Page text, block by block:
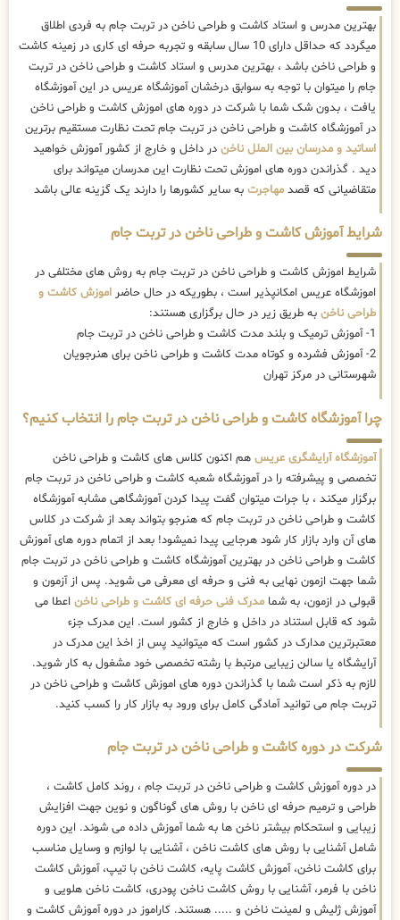
بهترین مدرس و استاد کاشت و طراحی ناخن در تربت جام به فردی اطلاق
میگردد که حداقل دارای 10 سال سابقه و تجربه حرفه ای کاری در زمینه کاشت
و طراحی ناخن باشد ، بهترین مدرس و استاد کاشت و طراحی ناخن در تربت
جام را میتوان با توجه به سوابق درخشان آموزشگاه عریس در این آموزشگاه
یافت ، بدون شک شما با شرکت در دوره های اموزش کاشت و طراحی ناخن
در آموزشگاه کاشت و طراحی ناخن در تربت جام تحت نظارت مستقیم برترین
اساتید و مدرسان بین الملل ناخن در داخل و خارج از کشور آموزش خواهید
دید . گذراندن دوره های اموزش تحت نظارت این مدرسان میتواند برای
متقاضیانی که قصد مهاجرت به سایر کشورها را دارند یک گزینه عالی باشد
شرایط آموزش کاشت و طراحی ناخن در تربت جام
شرایط اموزش کاشت و طراحی ناخن در تربت جام به روش های مختلفی در
اموزشگاه عریس امکانپذیر است ، بطوریکه در حال حاضر اموزش کاشت و
طراحی ناخن به طریق زیر در حال برگزاری هستند:
1- آموزش ترمیک و بلند مدت کاشت و طراحی ناخن در تربت جام
2- آموزش فشرده و کوتاه مدت کاشت و طراحی ناخن برای هنرجویان
شهرستانی در مرکز تهران
چرا آموزشگاه کاشت و طراحی ناخن در تربت جام را انتخاب کنیم؟
آموزشگاه آرایشگری عریس هم اکنون کلاس های کاشت و طراحی ناخن
تخصصی و پیشرفته را در آموزشگاه شعبه کاشت و طراحی ناخن در تربت جام
برگزار میکند ، با جرات میتوان گفت پیدا کردن آموزشگاهی مشابه آموزشگاه
کاشت و طراحی ناخن در تربت جام که هنرجو بتواند بعد از شرکت در کلاس
های آن وارد بازار کار شود هرجایی پیدا نمیشود! بعد از اتمام دوره های آموزش
کاشت و طراحی ناخن در بهترین آموزشگاه کاشت و طراحی ناخن در تربت جام
شما جهت ازمون نهایی به فنی و حرفه ای معرفی می شوید. پس از آزمون و
قبولی در ازمون، به شما مدرک فنی حرفه ای کاشت و طراحی ناخن اعطا می
شود که قابل استناد در داخل و خارج از کشور است. این مدرک جزء
معتبرترین مدارک در کشور است که میتوانید پس از اخذ این مدرک در
آرایشگاه یا سالن زیبایی مرتبط با رشته تخصصی خود مشغول به کار شوید.
لازم به ذکر است شما با گذراندن دوره های اموزش کاشت و طراحی ناخن در
تربت جام می توانید آمادگی کامل برای ورود به بازار کار را کسب کنید.
شرکت در دوره کاشت و طراحی ناخن در تربت جام
در دوره آموزش کاشت و طراحی ناخن در تربت جام ، روند کامل کاشت ،
طراحی و ترمیم حرفه ای ناخن با روش های گوناگون و نوین جهت افزایش
زیبایی و استحکام بیشتر ناخن ها به شما آموزش داده می شوند. این دوره
شامل آشنایی با روش های کاشت ناخن ، آشنایی با لوازم و وسایل مناسب
برای کاشت ناخن، آموزش کاشت پایه، کاشت ناخن با تیپ، آموزش کاشت
ناخن با فرمر، آشنایی با روش کاشت ناخن پودری، کاشت ناخن هلویی و
آموزش ژلیش و لمینت ناخن و ..... هستند. کاراموز در دوره آموزش کاشت و